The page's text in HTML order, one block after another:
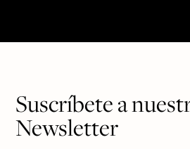
Suscríbete a
Newsletter